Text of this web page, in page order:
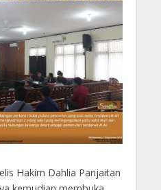
Hakim Dahlia Panjaitan